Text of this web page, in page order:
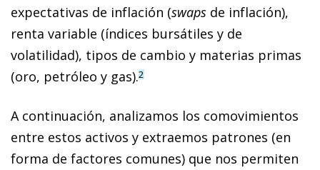
expectativas de inflación (swaps de inflación),
renta variable (índices bursátiles y de
volatilidad), tipos de cambio y materias primas
(oro, petróleo y gas).2
A continuación, analizamos los comovimientos
entre estos activos y extraemos patrones (en
forma de factores comunes) que nos permiten